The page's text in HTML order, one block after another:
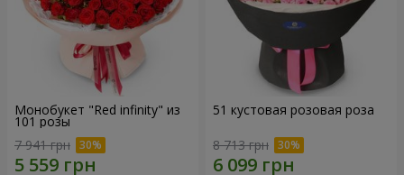
Монобукет "Red infinity" из
101 розы
7 941 грн
51 кустовая розовая роза
8 713 грн